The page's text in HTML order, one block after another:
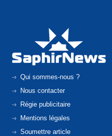
Qui sommes-nous ?
Nous contacter
Régie publicitaire
Mentions légales
Soumettre article